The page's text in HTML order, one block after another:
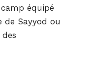
équipé
de Sayyod ou